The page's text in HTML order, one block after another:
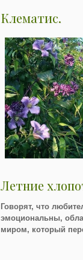
Клематис.
Летние
Говорят, что
эмоциональны,
миром, который